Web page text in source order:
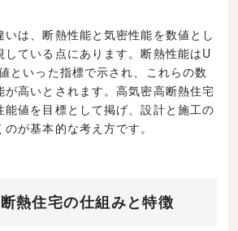
は、断熱性能と気密性能を数値とし
している点にあります。断熱性能はU
といった指標で示され、これらの数
が高いとされます。高気密高断熱住宅
能値を目標として掲げ、設計と施工の
が基本的な考え方です。
熱住宅の仕組みと特徴